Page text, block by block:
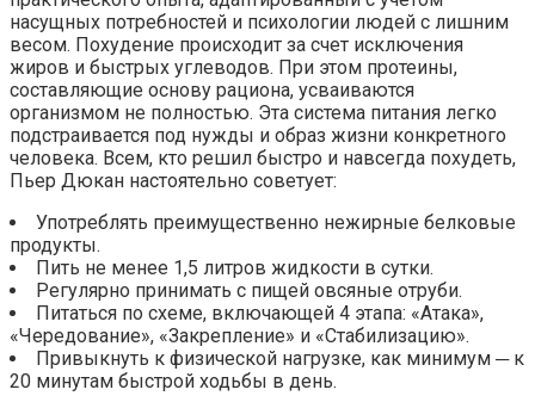
насущных потребностей и психологии людей с лишним
весом. Похудение происходит за счет исключения
жиров и быстрых углеводов. При этом протеины,
составляющие основу рациона, усваиваются
организмом не полностью. Эта система питания легко
подстраивается под нужды и образ жизни конкретного
человека. Всем, кто решил быстро и навсегда похудеть,
Пьер Дюкан настоятельно советует:
Употреблять преимущественно нежирные белковые
продукты.
Пить не менее 1,5 литров жидкости в сутки.
Регулярно принимать с пищей овсяные отруби.
Питаться по схеме, включающей 4 этапа: «Атака»,
«Чередование», «Закрепление» и «Стабилизацию».
Привыкнуть к физической нагрузке, как минимум ─ к
20 минутам быстрой ходьбы в день.